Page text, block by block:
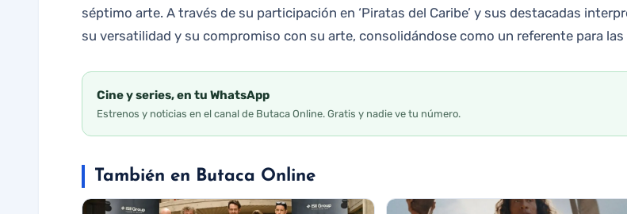
séptimo arte. A través de su participación en ‘Piratas del Caribe’ y sus destacadas
su versatilidad y su compromiso con su arte, consolidándose como un referente para
Cine y series, en tu WhatsApp
Estrenos y noticias en el canal de Butaca Online. Gratis y nadie ve tu número.
También en Butaca Online